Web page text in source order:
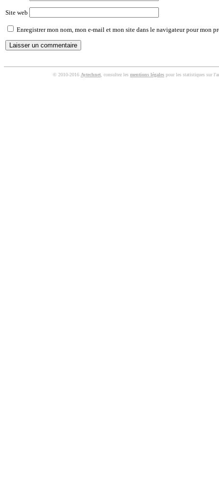
Site web
Enregistrer mon nom, mon e-mail et mon site dans le navigateur pour mon
© 2010-2016 Aytechnet , consultez les mentions légales pour les statistiques sur